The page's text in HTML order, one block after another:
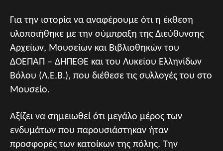
Για την ιστορία να αναφέρουμε ότι η έκθεση
υλοποιήθηκε με την σύμπραξη της Διεύθυνσης
Αρχείων, Μουσείων και Βιβλιοθηκών του
ΔΟΕΠΑΠ – ΔΗΠΕΘΕ και του Λυκείου Ελληνίδων
Βόλου (Λ.Ε.Β.), που διέθεσε τις συλλογές του στο
Μουσείο.
Αξίζει να σημειωθεί ότι μεγάλο μέρος των
ενδυμάτων που παρουσιάστηκαν ήταν
προσφορές των κατοίκων της πόλης. Την